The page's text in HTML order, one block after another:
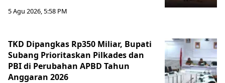
5 Agu 2026, 5:58 PM
TKD Dipangkas Rp350 Miliar, Bupati
Subang Prioritaskan Pilkades dan
PBI di Perubahan APBD Tahun
Anggaran 2026